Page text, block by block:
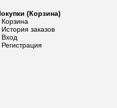
(Корзина)
Корзина
История заказов
Вход
Регистрация